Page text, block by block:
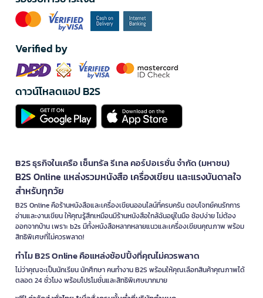
Verified by
ดาวน์โหลดแอป B2S
B2S ธุรกิจในเครือ เซ็นทรัล รีเทล คอร์ปอเรชั่น จำกัด (มหาชน)
B2S Online แหล่งรวมหนังสือ เครื่องเขียน และแรงบันดาลใจ
สำหรับทุกวัย
B2S Online คือร้านหนังสือและเครื่องเขียนออนไลน์ที่ครบครัน ตอบโจทย์คนรักการ
อ่านและงานเขียน ให้คุณรู้สึกเหมือนมีร้านหนังสือใกล้ฉันอยู่ในมือ ช้อปง่าย ไม่ต้อง
ออกจากบ้าน เพราะ b2s มีทั้งหนังสือหลากหลายแนวและเครื่องเขียนคุณภาพ พร้อม
สิทธิพิเศษที่ไม่ควรพลาด!
ทำไม B2S Online คือแหล่งช้อปปิ้งที่คุณไม่ควรพลาด
ไม่ว่าคุณจะเป็นนักเรียน นักศึกษา คนทำงาน B2S พร้อมให้คุณเลือกสินค้าคุณภาพได้
ตลอด 24 ชั่วโมง พร้อมโปรโมชั่นและสิทธิพิเศษมากมาย